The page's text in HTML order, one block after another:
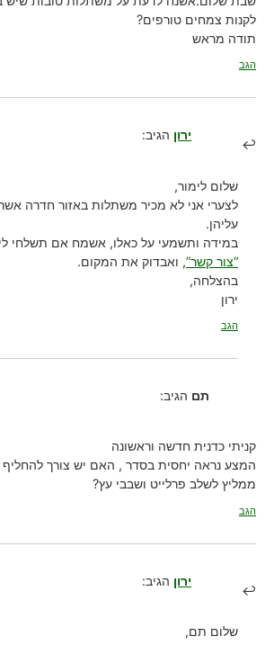
לקנות צמחים טורפים?
תודה מראש
הגב
ירון הגיב:
שלום לימור,
לצערי אני לא מכיר משתלות באזור חדרה
עליהן.
במידה ותשמעי על כאלו, אשמח אם תשלחי
“צור קשר”, ואבדוק את המקום.
בהצלחה,
ירון
הגב
תם הגיב:
קניתי כדנית חדשה וראשונה
המצע נראה יחסית בסדר , האם יש צורך
ממליץ לשלב פרלייט ושבבי עץ?
הגב
ירון הגיב:
שלום תם,